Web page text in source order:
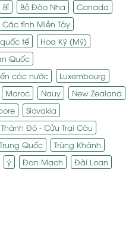
Bỉ Bồ Đào Nha
Canada
Các tỉnh Miền Tây
tế
Hoa Kỳ (Mỹ)
Quốc
các nước
Luxembourg
Maroc Nauy
New Zealand
Slovakia
Thành Đô - Cửu Trại Câu
Trung Quốc
Trùng Khánh
ý Đan Mạch
Đài Loan